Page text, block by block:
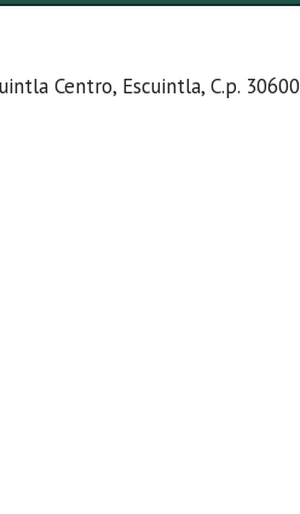
Centro, Escuintla, C.p. 30600